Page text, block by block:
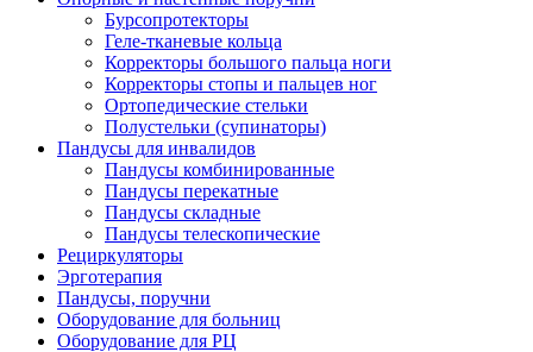
Бурсопротекторы
Геле-тканевые кольца
Корректоры большого пальца ноги
Корректоры стопы и пальцев ног
Ортопедические стельки
Полустельки (супинаторы)
Пандусы для инвалидов
Пандусы комбинированные
Пандусы перекатные
Пандусы складные
Пандусы телескопические
Рециркуляторы
Эрготерапия
Пандусы, поручни
Оборудование для больниц
Оборудование для РЦ